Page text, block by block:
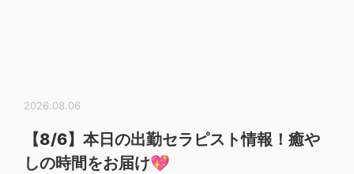
2026.08.06
【8/6】本日の出勤セラピスト情報！癒や
しの時間をお届け💖